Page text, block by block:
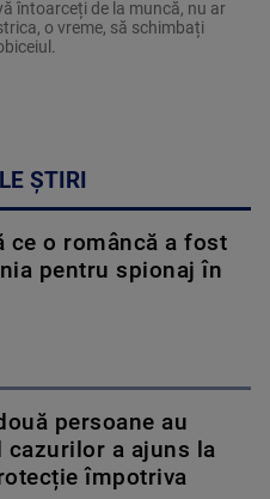
întoarceți de la muncă, nu ar
o vreme, să schimbați
ȘTIRI
ce o româncă a fost
pentru spionaj în
persoane au
a ajuns la
împotriva